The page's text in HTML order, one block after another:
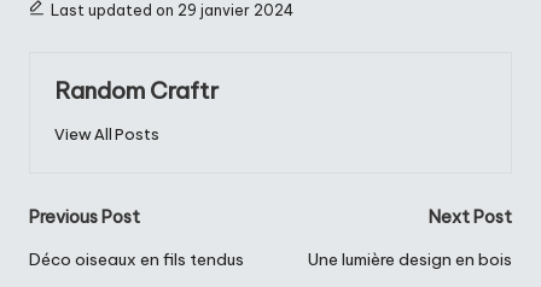
Last updated on 29 janvier 2024
Random Craftr
View All Posts
Post
navigation
Previous Post
Déco oiseaux en fils tendus
Next Post
Une lumière design en bois